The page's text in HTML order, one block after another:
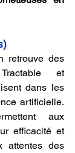
retrouve des
et
dans les
artificielle.
aux
efficacité et
attentes des